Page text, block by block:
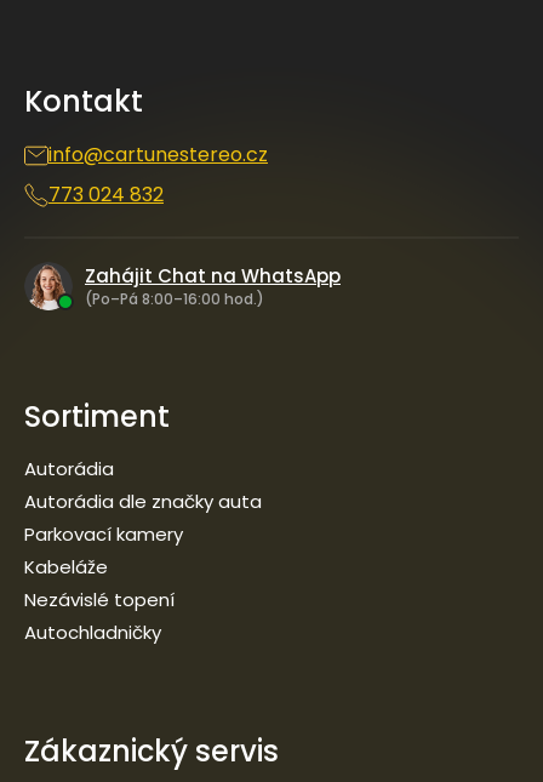
Kontakt
info@cartunestereo.cz
773 024 832
Zahájit Chat na WhatsApp
(Po–Pá 8:00–16:00 hod.)
Sortiment
Autorádia
Autorádia dle značky auta
Parkovací kamery
Kabeláže
Nezávislé topení
Autochladničky
Zákaznický servis